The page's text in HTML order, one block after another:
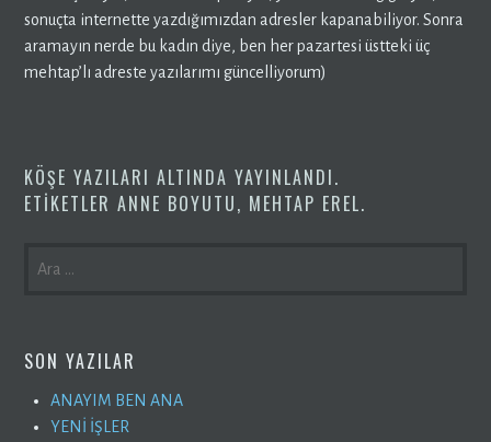
sonuçta internette yazdığımızdan adresler kapanabiliyor. Sonra
aramayın nerde bu kadın diye, ben her pazartesi üstteki üç
mehtap’lı adreste yazılarımı güncelliyorum)
KÖŞE YAZILARI ALTINDA YAYINLANDI.
ETIKETLERANNE BOYUTU, MEHTAP EREL.
SON YAZILAR
ANAYIM BEN ANA
YENİ İŞLER